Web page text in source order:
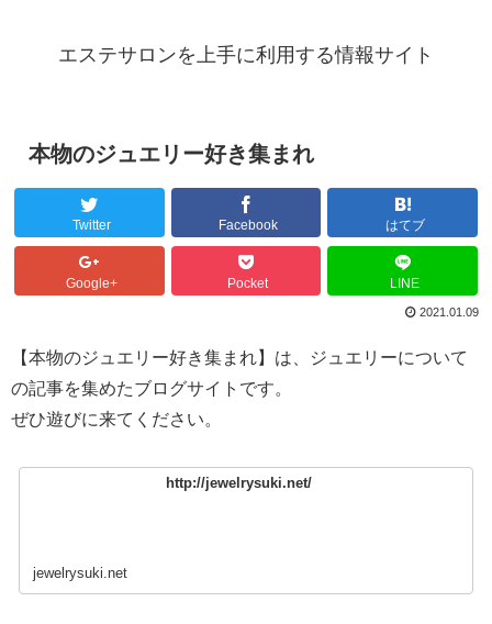
エステサロンを上手に利用する情報サイト
本物のジュエリー好き集まれ
Twitter Facebook はてブ
Google+ Pocket LINE
2021.01.09
【本物のジュエリー好き集まれ】は、ジュエリーについて
の記事を集めたブログサイトです。
ぜひ遊びに来てください。
http://jewelrysuki.net/
jewelrysuki.net